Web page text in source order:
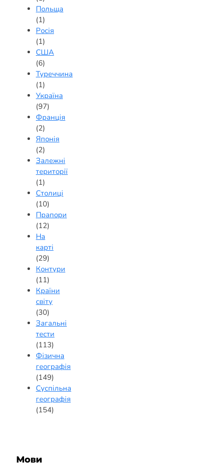
Польща
(1)
Росія
(1)
США
(6)
Туреччина
(1)
Україна
(97)
Франція
(2)
Японія
(2)
Залежні
території
(1)
Столиці
(10)
Прапори
(12)
На
карті
(29)
Контури
(11)
Країни
світу
(30)
Загальні
тести
(113)
Фізична
географія
(149)
Суспільна
географія
(154)
Мови